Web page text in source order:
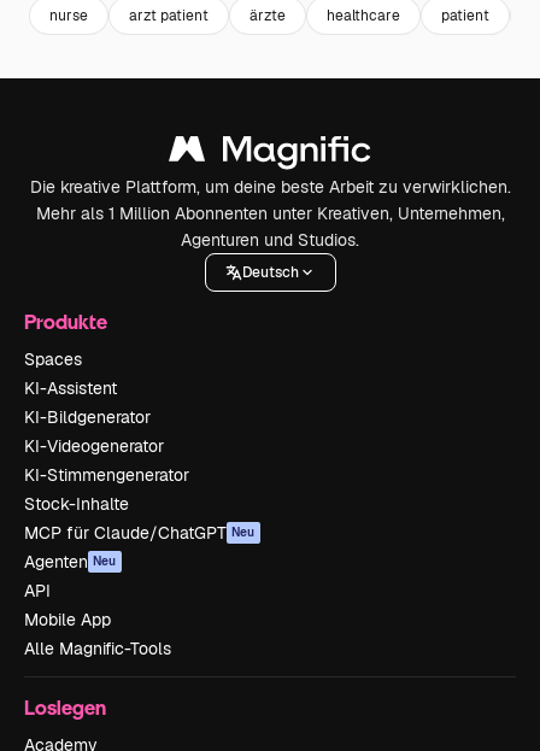
nurse arzt patient ärzte healthcare patient
Die kreative Plattform, um deine beste Arbeit zu verwirklichen.
Mehr als 1 Million Abonnenten unter Kreativen, Unternehmen,
Agenturen und Studios.
Deutsch
Produkte
Spaces
KI-Assistent
KI-Bildgenerator
KI-Videogenerator
KI-Stimmengenerator
Stock-Inhalte
MCP für Claude/ChatGPT Neu
Agenten Neu
API
Mobile App
Alle Magnific-Tools
Loslegen
Academy